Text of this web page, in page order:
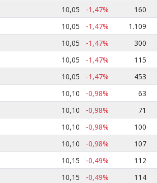
10,05 -1,47% 160
10,05 -1,47% 1.109
10,05 -1,47% 300
10,05 -1,47% 115
10,05 -1,47% 453
10,10 -0,98% 63
10,10 -0,98% 71
10,10 -0,98% 100
10,10 -0,98% 107
10,15 -0,49% 112
10,15 -0,49% 114